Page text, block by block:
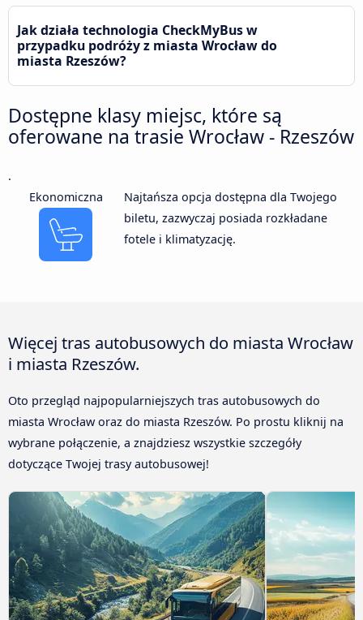
Jak działa technologia CheckMyBus w
przypadku podróży z miasta Wrocław do
miasta Rzeszów?
Dostępne klasy miejsc, które są
oferowane na trasie Wrocław - Rzeszów
.
Ekonomiczna
Najtańsza opcja dostępna dla Twojego
biletu, zazwyczaj posiada rozkładane
fotele i klimatyzację.
Więcej tras autobusowych do miasta Wrocław
i miasta Rzeszów.
Oto przegląd najpopularniejszych tras autobusowych do
miasta Wrocław oraz do miasta Rzeszów. Po prostu kliknij na
wybrane połączenie, a znajdziesz wszystkie szczegóły
dotyczące Twojej trasy autobusowej!